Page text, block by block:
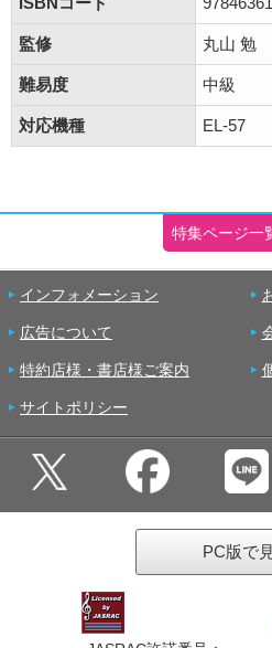
監修 丸山 勉
難易度 中級
対応機種 EL-57
特集ページ一
インフォメーション
広告について
特約店様・書店様ご案内
サイトポリシー
PC版で